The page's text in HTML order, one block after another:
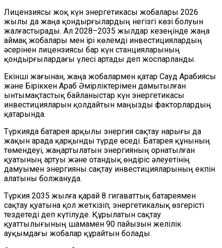
Лицензиясы жоқ күн энергетикасы жобалары 2026
жылы да жаңа қондырғылардың негізгі көзі болуын
жалғастырады. Ал 2028–2035 жылдар кезеңінде жаңа
аймақ жобалары мен ірі көлемді инвестициялардың
әсерінен лицензиясы бар күн станцияларының
қондырғылардағы үлесі артады деп жоспарланды.
Екінші жағынан, жаңа жобалармен қатар Сауд Арабиясы
және Біріккен Араб Әмірліктерімен дамытылған
ынтымақтастық байланыстар күн энергетикасы
инвестицияларын қолдайтын маңызды факторлардың
қатарында.
Түркияда батарея арқылы энергия сақтау нарығы да
жақын арада қарқынды түрде өседі. Батарея құнының
төмендеуі, жаңартылатын энергияның орнатылған
қуатының артуы және отандық өндіріс әлеуетінің
дамуымен энергияны сақтау инвестицияларының екпін
алатыны болжануда.
Түркия 2035 жылға қарай 8 гигаваттық батареямен
сақтау қуатына қол жеткізіп, энергетикалық өзгерісті
тездетеді деп күтілуде. Құрылатын сақтау
қуаттылығының шамамен 90 пайызын желілік
ауқымдағы жобалар құрайтын болады.